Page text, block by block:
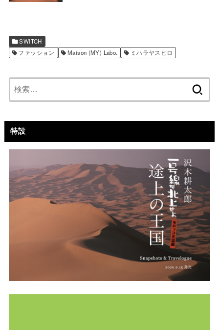
SWITCH
ファッション
Maison (MY) Labo. ミハラヤスヒロ
特設